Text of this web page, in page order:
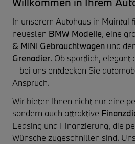
In unserem Autohaus in Maintal
neuesten BMW Modelle, eine
& MINI Gebrauchtwagen und
Grenadier. Ob sportlich, elegant
– bei uns entdecken Sie
Anspruch.
Wir bieten Ihnen nicht nur eine
sondern auch attraktive
Leasing und Finanzierung, die
Wünsche zugeschnitten sind.